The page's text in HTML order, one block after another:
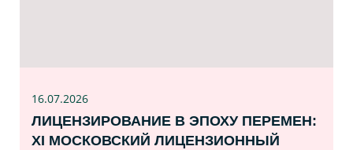
16.07.2026
ЛИЦЕНЗИРОВАНИЕ В ЭПОХУ ПЕРЕМЕН:
XI МОСКОВСКИЙ ЛИЦЕНЗИОННЫЙ